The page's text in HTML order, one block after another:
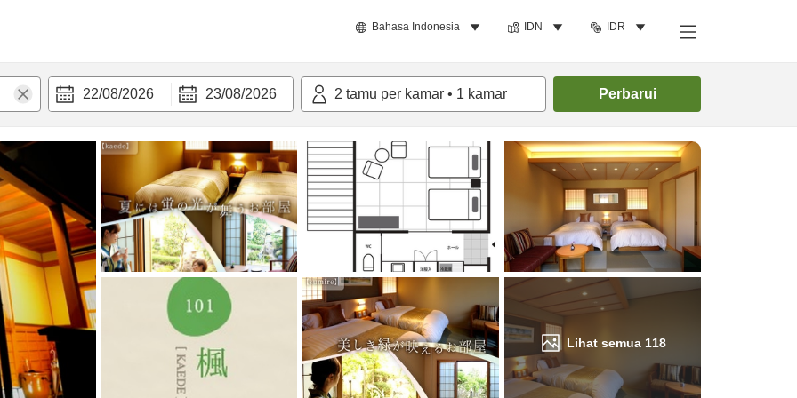
Bahasa Indonesia IDN IDR
22/08/2026 23/08/2026 2 tamu per kamar • 1 kamar Perbarui
Lihat semua 118
Cari kamar